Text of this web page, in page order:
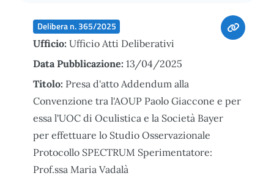
Delibera n. 365/2025
Ufficio: Ufficio Atti Deliberativi
Data Pubblicazione: 13/04/2025
Titolo: Presa d'atto Addendum alla
Convenzione tra l'AOUP Paolo Giaccone e per
essa l'UOC di Oculistica e la Società Bayer
per effettuare lo Studio Osservazionale
Protocollo SPECTRUM Sperimentatore:
Prof.ssa Maria Vadalà